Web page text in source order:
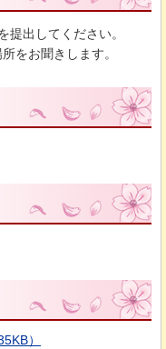
提出してください。
をお聞きします。
）